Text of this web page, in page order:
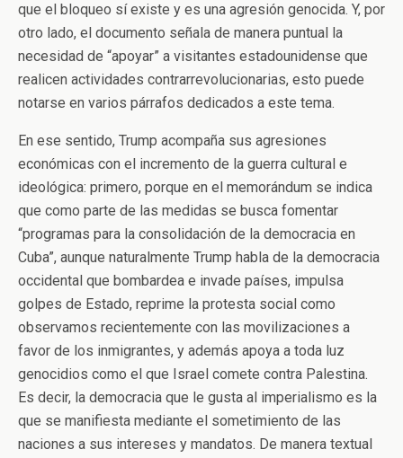
que el bloqueo sí existe y es una agresión genocida. Y, por
otro lado, el documento señala de manera puntual la
necesidad de “apoyar” a visitantes estadounidense que
realicen actividades contrarrevolucionarias, esto puede
notarse en varios párrafos dedicados a este tema.
En ese sentido, Trump acompaña sus agresiones
económicas con el incremento de la guerra cultural e
ideológica: primero, porque en el memorándum se indica
que como parte de las medidas se busca fomentar
“programas para la consolidación de la democracia en
Cuba”, aunque naturalmente Trump habla de la democracia
occidental que bombardea e invade países, impulsa
golpes de Estado, reprime la protesta social como
observamos recientemente con las movilizaciones a
favor de los inmigrantes, y además apoya a toda luz
genocidios como el que Israel comete contra Palestina.
Es decir, la democracia que le gusta al imperialismo es la
que se manifiesta mediante el sometimiento de las
naciones a sus intereses y mandatos. De manera textual